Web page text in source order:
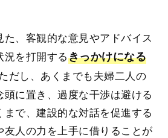
、客観的な意見やアドバイス
を打開するきっかけになる
だし、あくまでも夫婦二人の
に置き、過度な干渉は避ける
で、建設的な対話を促進する
人の力を上手に借りることが